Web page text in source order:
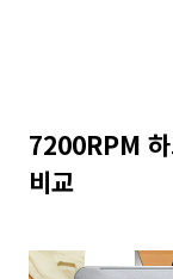
7200RPM
비교